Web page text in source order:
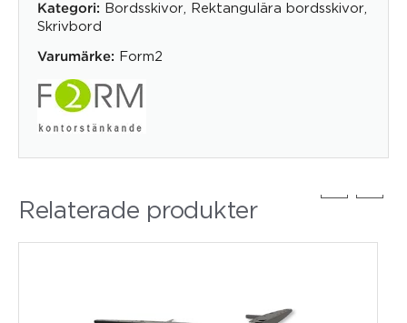
Kategori: Bordsskivor Rektangulära bordsskivor
Skrivbord
Varumärke: Form2
Relaterade produkter